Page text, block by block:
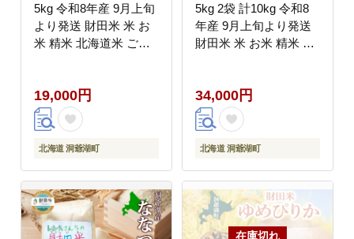
5kg 令和8年産 9月上旬
より発送 財田米 米 お
米 精米 北海道米 ご飯
お取り寄せ 農家直送 宮
内農園 北海道 洞爺湖町
19,000円
北海道 洞爺湖町
5kg 2袋 計10kg 令和8
年産 9月上旬より発送
財田米 米 お米 精米 北
白米 ギフト お取り寄せ
農家直送 宮内農園 北海
道 洞爺湖町
34,000円
北海道 洞爺湖町